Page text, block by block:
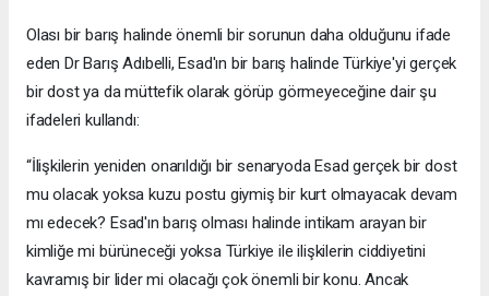
Olası bir barış halinde önemli bir sorunun daha olduğunu ifade
eden Dr Barış Adıbelli, Esad'ın bir barış halinde Türkiye'yi gerçek
bir dost ya da müttefik olarak görüp görmeyeceğine dair şu
ifadeleri kullandı:
“İlişkilerin yeniden onarıldığı bir senaryoda Esad gerçek bir dost
mu olacak yoksa kuzu postu giymiş bir kurt olmayacak devam
mı edecek? Esad'ın barış olması halinde intikam arayan bir
kimliğe mi bürüneceği yoksa Türkiye ile ilişkilerin ciddiyetini
kavramış bir lider mi olacağı çok önemli bir konu. Ancak